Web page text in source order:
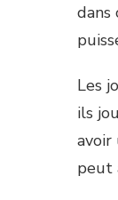
dans
Les
ils
avoir
peut